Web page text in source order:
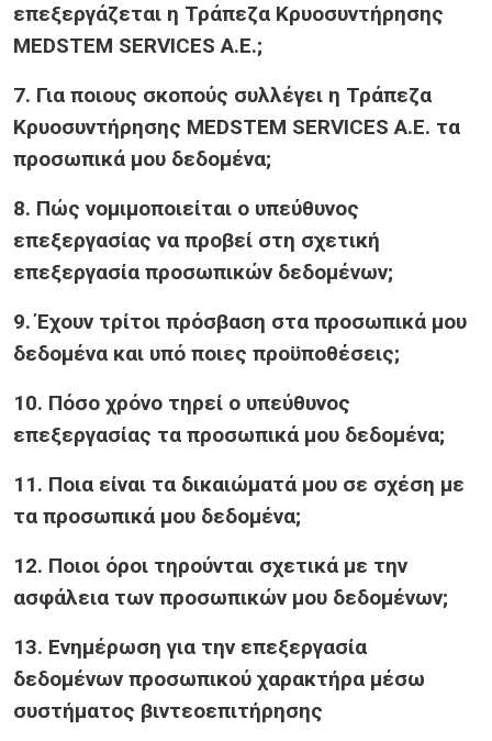
επεξεργάζεται η Τράπεζα Κρυοσυντήρησης
MEDSTEM SERVICES Α.Ε.;
7. Για ποιους σκοπούς συλλέγει η Τράπεζα
Κρυοσυντήρησης MEDSTEM SERVICES Α.Ε. τα
προσωπικά μου δεδομένα;
8. Πώς νομιμοποιείται ο υπεύθυνος
επεξεργασίας να προβεί στη σχετική
επεξεργασία προσωπικών δεδομένων;
9. Έχουν τρίτοι πρόσβαση στα προσωπικά μου
δεδομένα και υπό ποιες προϋποθέσεις;
10. Πόσο χρόνο τηρεί ο υπεύθυνος
επεξεργασίας τα προσωπικά μου δεδομένα;
11. Ποια είναι τα δικαιώματά μου σε σχέση με
τα προσωπικά μου δεδομένα;
12. Ποιοι όροι τηρούνται σχετικά με την
ασφάλεια των προσωπικών μου δεδομένων;
13. Ενημέρωση για την επεξεργασία
δεδομένων προσωπικού χαρακτήρα μέσω
συστήματος βιντεοεπιτήρησης